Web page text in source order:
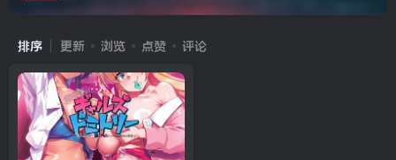
排序 更新 浏览 点赞 评论